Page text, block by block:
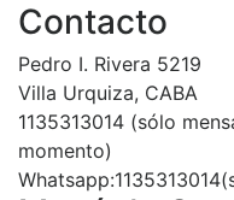
Contacto
Pedro I. Rivera 5219
Villa Urquiza, CABA
1135313014 (sólo
momento)